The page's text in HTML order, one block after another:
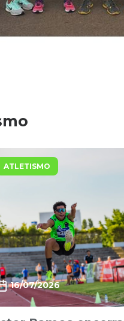
ATLETISMO
16/07/2026